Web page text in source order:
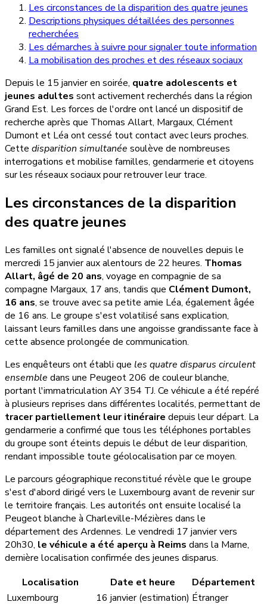
Les circonstances de la disparition des quatre jeunes
Descriptions physiques détaillées des personnes
recherchées
Les démarches à suivre pour signaler toute information
La mobilisation des proches et des réseaux sociaux
Depuis le 15 janvier en soirée, quatre adolescents et
jeunes adultes sont activement recherchés dans la région
Grand Est. Les forces de l'ordre ont lancé un dispositif de
recherche après que Thomas Allart, Margaux, Clément
Dumont et Léa ont cessé tout contact avec leurs proches.
Cette disparition simultanée soulève de nombreuses
interrogations et mobilise familles, gendarmerie et citoyens
sur les réseaux sociaux pour retrouver leur trace.
Les circonstances de la disparition
des quatre jeunes
Les familles ont signalé l'absence de nouvelles depuis le
mercredi 15 janvier aux alentours de 22 heures. Thomas
Allart, âgé de 20 ans, voyage en compagnie de sa
compagne Margaux, 17 ans, tandis que Clément Dumont,
16 ans, se trouve avec sa petite amie Léa, également âgée
de 16 ans. Le groupe s'est volatilisé sans explication,
laissant leurs familles dans une angoisse grandissante face à
cette absence prolongée de communication.
Les enquêteurs ont établi que les quatre disparus circulent
ensemble dans une Peugeot 206 de couleur blanche,
portant l'immatriculation AY 354 TJ. Ce véhicule a été repéré
à plusieurs reprises dans différentes localités, permettant de
tracer partiellement leur itinéraire depuis leur départ. La
gendarmerie a confirmé que tous les téléphones portables
du groupe sont éteints depuis le début de leur disparition,
rendant impossible toute géolocalisation par ce moyen.
Le parcours géographique reconstitué révèle que le groupe
s'est d'abord dirigé vers le Luxembourg avant de revenir sur
le territoire français. Les autorités ont ensuite localisé la
Peugeot blanche à Charleville-Mézières dans le
département des Ardennes. Le vendredi 17 janvier vers
20h30, le véhicule a été aperçu à Reims dans la Marne,
dernière localisation confirmée des jeunes disparus.
Localisation
Date et heure
Département
Luxembourg
16 janvier (estimation) Étranger